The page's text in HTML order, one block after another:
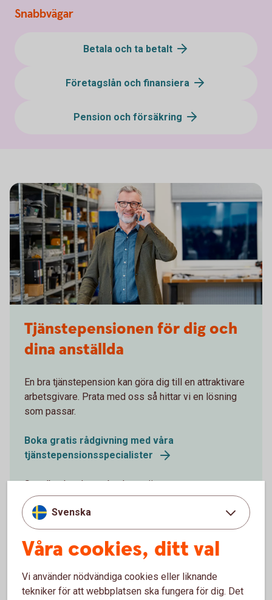
Snabbvägar
Betala och ta betalt
Företagslån och finansiera
Pension och försäkring
Tjänstepensionen för dig och
dina anställda
En bra tjänstepension kan göra dig till en attraktivare
arbetsgivare. Prata med oss så hittar vi en lösning
som passar.
Boka gratis rådgivning med våra
tjänstepensionsspecialister
Swedbank och sparbankerna är
försäkringsförmedlare. Swedbank Försäkring är
försäkringsgivare.
Svenska
Våra cookies, ditt val
Vi använder nödvändiga cookies eller liknande
tekniker för att webbplatsen ska fungera för dig. Det